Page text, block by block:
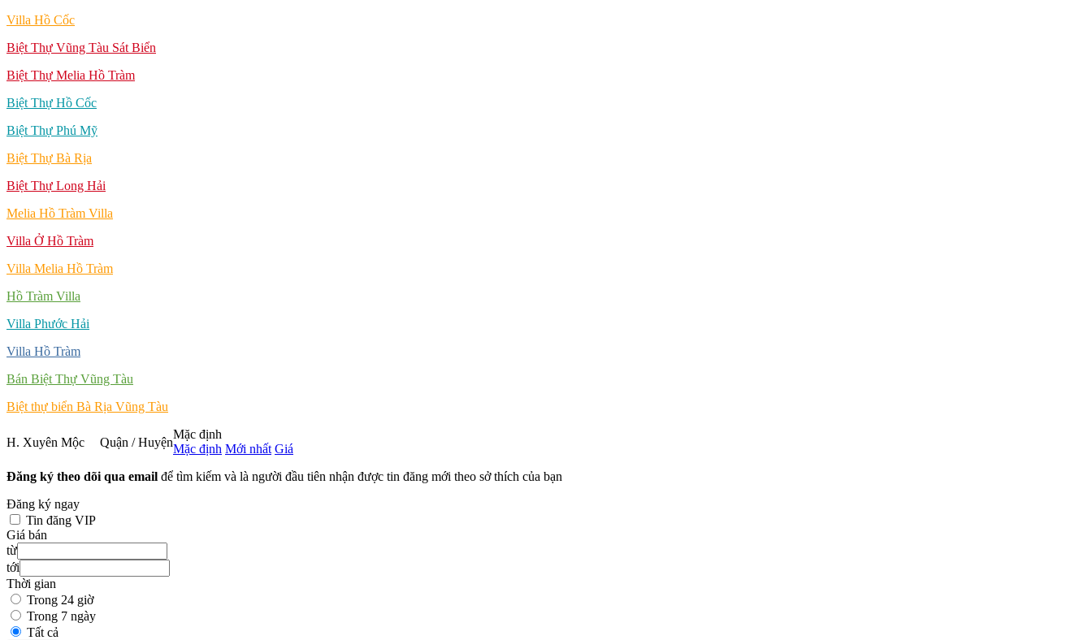
Villa Hồ Cốc
Biệt Thự Vũng Tàu Sát Biển
Biệt Thự Melia Hồ Tràm
Biệt Thự Hồ Cốc
Biệt Thự Phú Mỹ
Biệt Thự Bà Rịa
Biệt Thự Long Hải
Melia Hồ Tràm Villa
Villa Ở Hồ Tràm
Villa Melia Hồ Tràm
Hồ Tràm Villa
Villa Phước Hải
Villa Hồ Tràm
Bán Biệt Thự Vũng Tàu
Biệt thự biển Bà Rịa Vũng Tàu
H. Xuyên Mộc Quận / Huyện
Mặc định
Mặc định Mới nhất Giá
Đăng ký theo dõi qua email để tìm kiếm và là người đầu tiên nhận được tin đăng mới theo sở thích của bạn
Đăng ký ngay
Tin đăng VIP
Giá bán
từ
tới
Thời gian
Trong 24 giờ
Trong 7 ngày
Tất cả